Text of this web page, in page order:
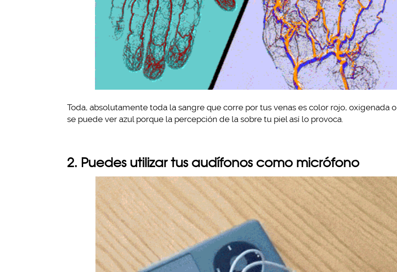
Toda, absolutamente toda la sangre que corre por tus venas es color rojo, oxigenada
se puede ver azul porque la percepción de la sobre tu piel así lo provoca.
2. Puedes utilizar tus audífonos como micrófono